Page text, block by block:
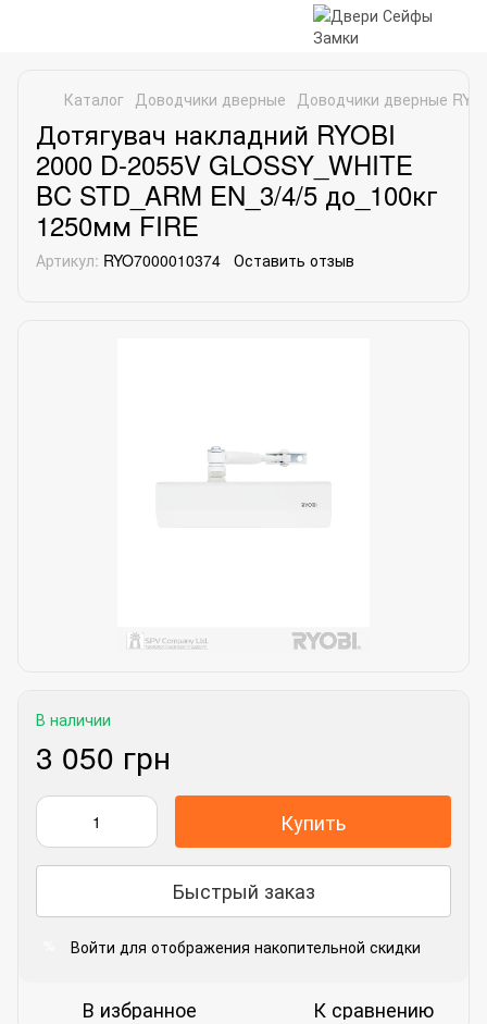
Каталог Доводчики дверные Доводчики дверные
Дотягувач накладний RYOBI
2000 D-2055V GLOSSY_WHITE
BC STD_ARM EN_3/4/5 до_100кг
1250мм FIRE
Артикул: RYO7000010374 Оставить отзыв
В наличии
3 050 грн
Купить
Быстрый заказ
Войти для отображения накопительной скидки
В избранное К сравнению